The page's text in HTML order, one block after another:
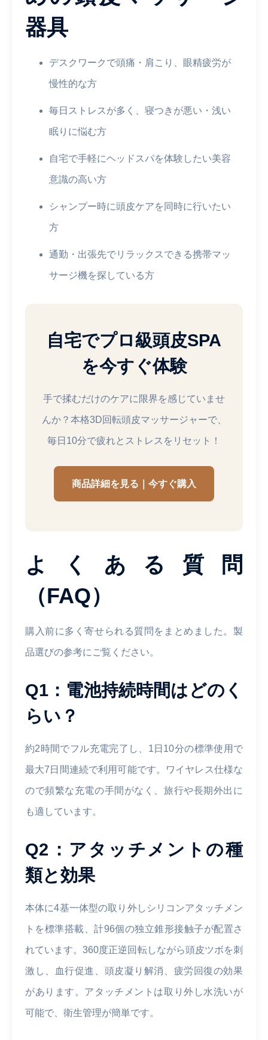
器具
デスクワークで頭痛・肩こり、眼精疲労が
慢性的な方
毎日ストレスが多く、寝つきが悪い・浅い
眠りに悩む方
自宅で手軽にヘッドスパを体験したい美容
意識の高い方
シャンプー時に頭皮ケアを同時に行いたい
方
通勤・出張先でリラックスできる携帯マッ
サージ機を探している方
自宅でプロ級頭皮SPA
を今すぐ体験
手で揉むだけのケアに限界を感じていませ
んか？本格3D回転頭皮マッサージャーで、
毎日10分で疲れとストレスをリセット！
商品詳細を見る｜今すぐ購入
よくある質問
（FAQ）
購入前に多く寄せられる質問をまとめました。製
品選びの参考にご覧ください。
Q1：電池持続時間はどのく
らい？
約2時間でフル充電完了し、1日10分の標準使用で
最大7日間連続で利用可能です。ワイヤレス仕様な
ので頻繁な充電の手間がなく、旅行や長期外出に
も適しています。
Q2：アタッチメントの種
類と効果
本体に4基一体型の取り外しシリコンアタッチメン
トを標準搭載、計96個の独立錐形接触子が配置さ
れています。360度正逆回転しながら頭皮ツボを刺
激し、血行促進、頭皮凝り解消、疲労回復の効果
があります。アタッチメントは取り外し水洗いが
可能で、衛生管理が簡単です。